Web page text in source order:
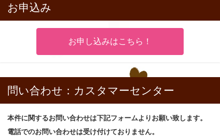
お申込み
お申し込みはこちら！
問い合わせ：カスタマーセンター
本件に関するお問い合わせは下記フォームよりお願い致します。
電話でのお問い合わせは受け付けておりません。